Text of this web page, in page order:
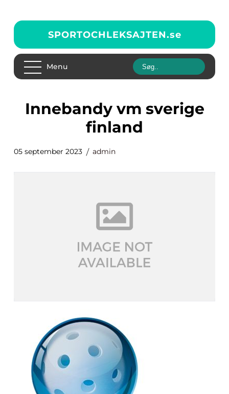
SPORTOCHLEKSAJTEN.se
Menu
innebandy vm sverige
finland
05 september 2023 admin